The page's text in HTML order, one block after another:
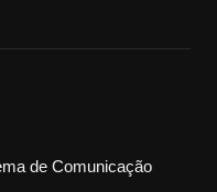
de Comunicação